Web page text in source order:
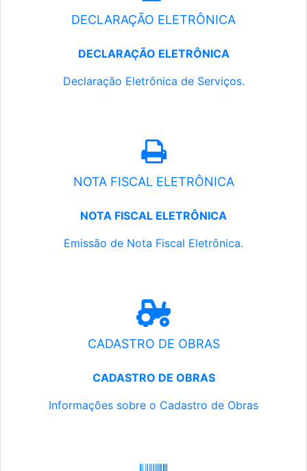
DECLARAÇÃO ELETRÔNICA
DECLARAÇÃO ELETRÔNICA
Declaração Eletrônica de Serviços.
NOTA FISCAL ELETRÔNICA
NOTA FISCAL ELETRÔNICA
Emissão de Nota Fiscal Eletrônica.
CADASTRO DE OBRAS
CADASTRO DE OBRAS
Informações sobre o Cadastro de Obras